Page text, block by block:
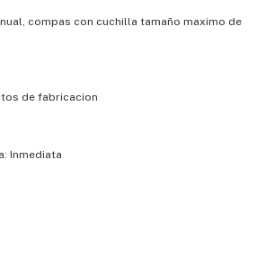
compas con cuchilla tamaño maximo de
de fabricacion
Inmediata